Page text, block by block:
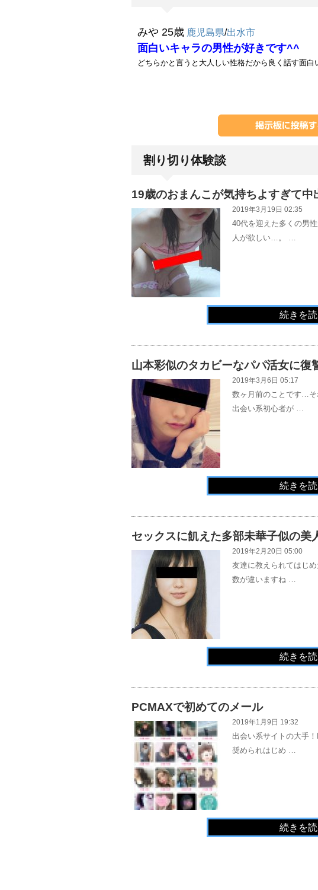
みや 25歳 鹿児島県/出水市
面白いキャラの男性が好きです^^
どちらかと言うと大人しい性格だから良く話す面
割り切り体験談
19歳のおまんこが気持ちよすぎて中
2019年3月19日 02:35
40代を迎えた多くの男
人が欲しい…。 …
続きを
山本彩似のタカビーなパパ活女に復
2019年3月6日 05:17
数ヶ月前のことです…そ
出会い系初心者が …
続きを
セックスに飢えた多部未華子似の美
2019年2月20日 05:00
友達に教えられてはじ
数が違いますね …
続きを
PCMAXで初めてのメール
2019年1月9日 19:32
出会い系サイトの大手
奨められはじめ …
続きを